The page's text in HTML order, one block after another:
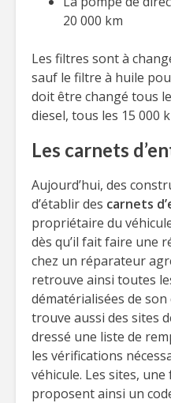
20 000 km
Les filtres sont à
sauf le filtre à huile
doit être changé tous
diesel, tous les 15 000
Les carnets
Aujourd’hui, des
d’établir des carnets
propriétaire du
dès qu’il fait faire une
chez un réparateur
retrouve ainsi toutes
dématérialisées de
trouve aussi des sites
dressé une liste de
les vérifications
véhicule. Les sites,
proposent ainsi un